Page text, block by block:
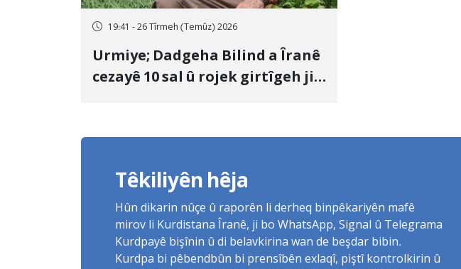
19:41 - 26 Tîrmeh (Temûz) 2026
Urmiye; Dadgeha Bilind a Îranê
cezayê 10 sal û rojek girtîgeh ji
Têkiliyên hêja
Hûn dikarin nûçe û raporên li derheq binpêkariyên mafê
mirov li Kurdistana Îranê, ji bo WhatsApp, Signal û Telegrama
Kurdpayê bişînin û di belavkirina wan de beşdar bibin.
Kurdpa bi pêbendbûn bi prensîbên exlaqî, piştî kontrolkirin û